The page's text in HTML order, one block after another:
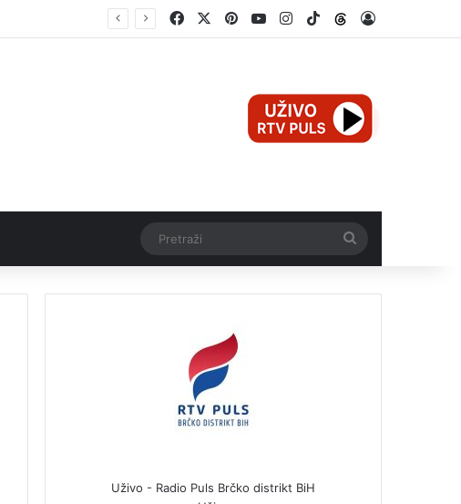
FacebookPinterestYouTubeInstagram
TikTokThreads
Uživo - Radio Puls Brčko distrikt BiH